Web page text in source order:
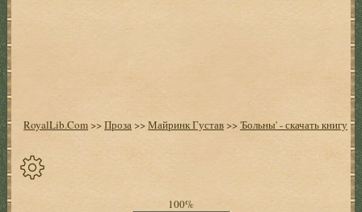
RoyalLib.Com>>Проза>>Майринк Густав>>'Больны' - скачать книгу
100%